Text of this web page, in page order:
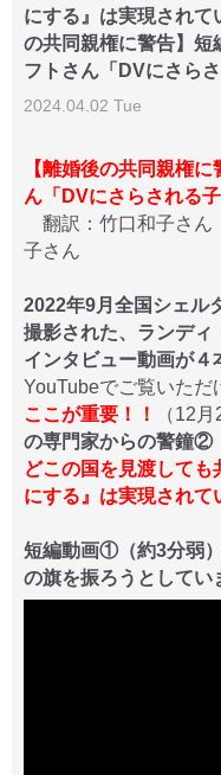
にする』は実現され
の共同親権に警告】短
フトさん「DVにさら
2024.04.02 Tue
【離婚後の共同親権
ん「DVにさらされる
翻訳：竹口和子さん
子さん
2022年9月全国シェル
撮影された、ランディ
インタビュー動画が４
YouTubeでご覧いただ
ここが重要！！
（12
の専門家からの警鐘②
どこの国を見渡して
にする』は実現されて
短編動画①（約3分弱
の旗を振ろうとしてい